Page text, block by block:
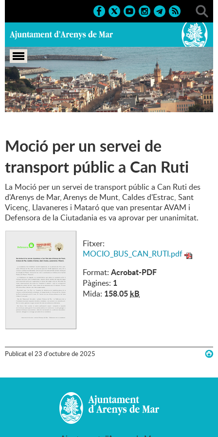
Portada > Grup Municipal Partit dels Socialistes de
Catalunya - Candidatura de Progrés
Moció per un servei de
transport públic a Can Ruti
La Moció per un servei de transport públic a Can Ruti des
d'Arenys de Mar, Arenys de Munt, Caldes d'Estrac, Sant
Vicenç, Llavaneres i Mataró que van presentar AVAM i
Defensora de la Ciutadania es va aprovar per unanimitat.
Fitxer:
MOCIO_BUS_CAN_RUTI.pdf
Format: Acrobat-PDF
Pàgines: 1
Mida: 158.05 kB
Publicatel 23 d'octubrede2025